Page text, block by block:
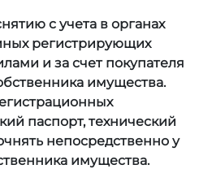
с учета в органах
регистрирующих
и за счет покупателя
имущества.
паспорт, технический
непосредственно у
имущества.